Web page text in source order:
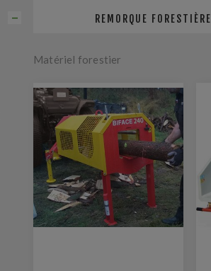
REMORQUE FORESTIÈRE
Matériel forestier